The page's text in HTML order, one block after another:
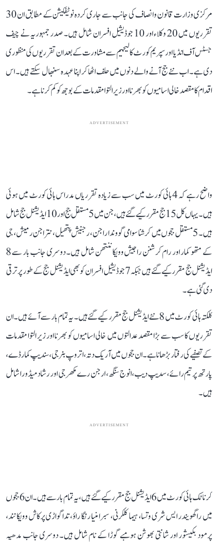
مرکزی وزارت قانون و انصاف کی جانب سے جاری کردہ نوٹیفکیشن کے مطابق ان 30
تقرریوں میں 20 وکلاء اور 10 جوڈیشیل افسران شامل ہیں۔ صدر جمہوریہ نے چیف
جسٹس آف انڈیا اور سپریم کورٹ کالیجیم سے مشاورت کے بعد ان تقرریوں کی منظوری
دی ہے۔ اب نئے جج آنے والے دنوں میں حلف اٹھا کر اپنا عہدہ سنبھال سکتے ہیں۔ اس
اقدام کا مقصد خالی اسامیوں کو بھرنا اور زیر التوا مقدمات کے بوجھ کو کم کرنا ہے۔
ADVERTISEMENT
واضح رہے کہ 4 ہائی کورٹ میں سب سے زیادہ تقرریاں مدراس ہائی کورٹ میں ہوئی
ہیں۔ یہاں کل 15 جج مقرر کیے گئے ہیں، جن میں 5 مستقل جج اور 10 ایڈیشنل جج شامل
ہیں۔ 5 مستقل ججوں میں کرشنا سوامی گووندا راجن، رجنیش پتھیل، نتراجن رمیش، جی
کے متھو کمار اور رام کرشنن راجیش وویکاننتھن شامل ہیں۔ دوسری جانب بار سے 8
ایڈیشنل جج مقرر کیے گئے ہیں جبکہ 7 جوڈیشیل افسران کو بھی ایڈیشنل جج کے طور پر ترقی
دی گئی ہے۔
کلکتہ ہائی کورٹ میں 8 نئے ایڈیشنل جج مقرر کیے گئے ہیں۔ یہ تمام بار سے آئے ہیں۔ ان
تقرریوں کا سب سے بڑا مقصد عدالتوں میں خالی اسامیوں کو بھرنا اور زیر التوا مقدمات
کے تصفیے کی رفتار بڑھانا ہے۔ ان ججوں میں آریک دتہ، اتروپ بنرجی، سندیپ کمار ڈے،
پارتھ پرتیم رائے، سدیپ دیب، انوج سنگھ، ارجن رے مکھرجی اور رشاد میڈورا شامل
ہیں۔
ADVERTISEMENT
کرناٹک ہائی کورٹ میں 6 ایڈیشنل جج مقرر کیے گئے ہیں، یہ تمام بار سے ہیں۔ ان 6 ججوں
میں راگھویندر ایس شری وتسا، ہیما کلکرنی، سبرامنیا رنگا راؤ، تداگواڑی پرکاش وویکانند،
پرمود بکیشور اور شانتی بھوشن ہومبے گوڑا کے نام شامل ہیں۔ دوسری جانب مدھیہ